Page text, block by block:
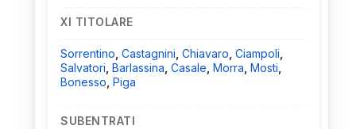
XI TITOLARE
Sorrentino Castagnini Chiavaro Ciampoli
Salvatori Barlassina Casale Morra Mosti
Bonesso Piga
SUBENTRATI